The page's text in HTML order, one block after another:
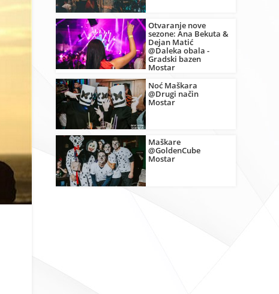
Otvaranje nove
sezone: Ana Bekuta &
Dejan Matić
@Daleka obala -
Gradski bazen
Mostar
Noć Maškara
@Drugi način
Mostar
Maškare
@GoldenCube
Mostar